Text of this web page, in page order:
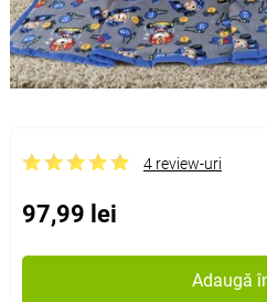
4 review-uri
97,99 lei
Adaugă